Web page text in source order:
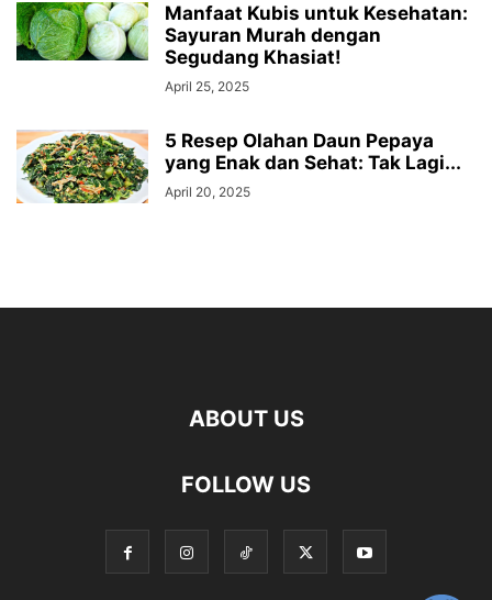
Manfaat Kubis untuk Kesehatan:
Sayuran Murah dengan
Segudang Khasiat!
April 25, 2025
5 Resep Olahan Daun Pepaya
yang Enak dan Sehat: Tak Lagi...
April 20, 2025
ABOUT US
FOLLOW US